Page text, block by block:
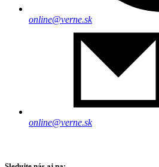
online@verne.sk
online@verne.sk